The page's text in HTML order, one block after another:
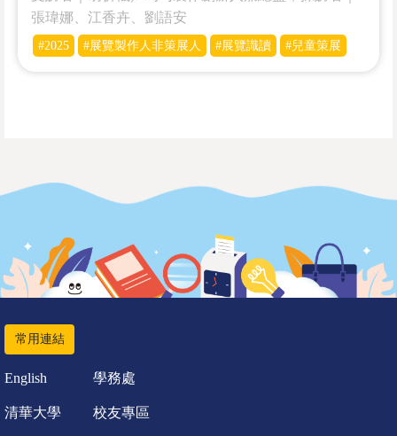
張瑋娜、江香卉、劉語安
#2025 #展覽製作人非策展人 #展覽識讀 #兒童策展
常用連結
English 學務處
清華大學 校友專區